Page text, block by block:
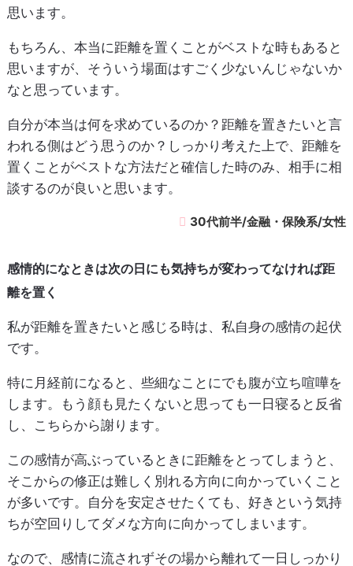
思います。
もちろん、本当に距離を置くことがベストな時もあると
思いますが、そういう場面はすごく少ないんじゃないか
なと思っています。
自分が本当は何を求めているのか？距離を置きたいと言
われる側はどう思うのか？しっかり考えた上で、距離を
置くことがベストな方法だと確信した時のみ、相手に相
談するのが良いと思います。
30代前半/金融・保険系/女性
感情的になときは次の日にも気持ちが変わってなければ距
離を置く
私が距離を置きたいと感じる時は、私自身の感情の起伏
です。
特に月経前になると、些細なことにでも腹が立ち喧嘩を
します。もう顔も見たくないと思っても一日寝ると反省
し、こちらから謝ります。
この感情が高ぶっているときに距離をとってしまうと、
そこからの修正は難しく別れる方向に向かっていくこと
が多いです。自分を安定させたくても、好きという気持
ちが空回りしてダメな方向に向かってしまいます。
なので、感情に流されずその場から離れて一日しっかり